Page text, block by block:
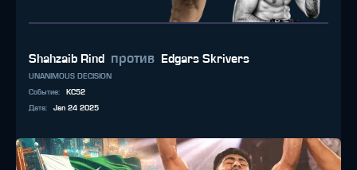
Shahzaib Rind против Edgars Skrivers
UNANIMOUS DECISION
Событие:
KC52
Дата: Jan 24 2025